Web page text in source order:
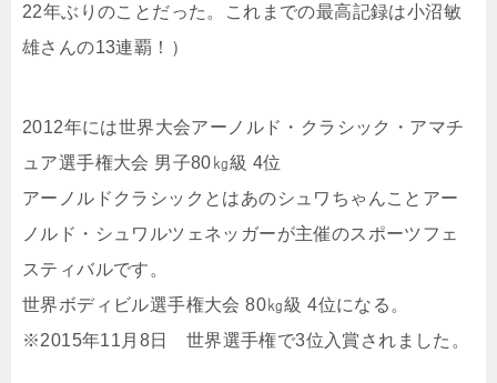
22年ぶりのことだった。これまでの最高記録は小沼敏
雄さんの13連覇！）
2012年には世界大会アーノルド・クラシック・アマチ
ュア選手権大会 男子80㎏級 4位
アーノルドクラシックとはあのシュワちゃんことアー
ノルド・シュワルツェネッガーが主催のスポーツフェ
スティバルです。
世界ボディビル選手権大会 80㎏級 4位になる。
※2015年11月8日 世界選手権で3位入賞されました。